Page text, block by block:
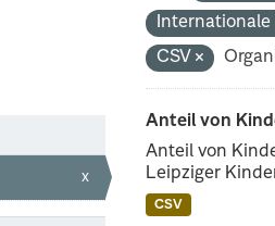
x
CSV
Anteil von
Anteil von
Leipziger
CSV